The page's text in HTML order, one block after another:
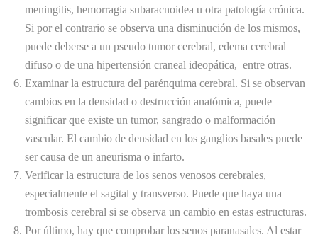
meningitis, hemorragia subaracnoidea u otra patología crónica.
Si por el contrario se observa una disminución de los mismos,
puede deberse a un pseudo tumor cerebral, edema cerebral
difuso o de una hipertensión craneal ideopática, entre otras.
Examinar la estructura del parénquima cerebral. Si se observan
cambios en la densidad o destrucción anatómica, puede
significar que existe un tumor, sangrado o malformación
vascular. El cambio de densidad en los ganglios basales puede
ser causa de un aneurisma o infarto.
Verificar la estructura de los senos venosos cerebrales,
especialmente el sagital y transverso. Puede que haya una
trombosis cerebral si se observa un cambio en estas estructuras.
Por último, hay que comprobar los senos paranasales. Al estar